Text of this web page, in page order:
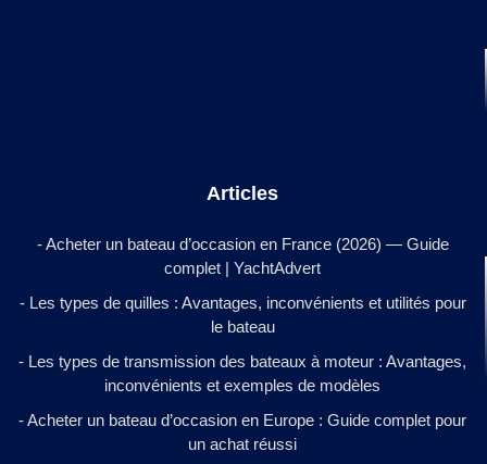
Articles
- Acheter un bateau d’occasion en France (2026) — Guide
complet | YachtAdvert
- Les types de quilles : Avantages, inconvénients et utilités pour
le bateau
- Les types de transmission des bateaux à moteur : Avantages,
inconvénients et exemples de modèles
- Acheter un bateau d’occasion en Europe : Guide complet pour
un achat réussi